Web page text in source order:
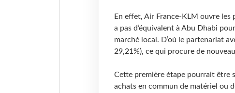
En effet, Air France-KLM ouvre les
a pas d’équivalent à Abu Dhabi
marché local. D’où le partenariat
29,21%), ce qui procure de
Cette première étape pourrait être
achats en commun de matériel ou